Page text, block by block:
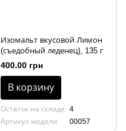
Изомальт вкусовой Лимон
(съедобный леденец), 135 г
400.00 грн
В корзину
Остаток на складе
4
Артикул модели
00057